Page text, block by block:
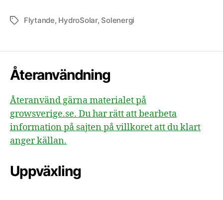
EtiketterFlytande, HydroSolar, Solenergi
Återanvändning
Återanvänd gärna materialet på
growsverige.se. Du har rätt att bearbeta
information på sajten på villkoret att du klart
anger källan.
Uppväxling